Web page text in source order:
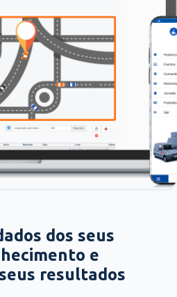
dos seus
e
resultados